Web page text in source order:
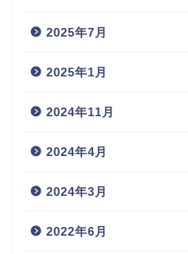
2025年7月
2025年1月
2024年11月
2024年4月
2024年3月
2022年6月